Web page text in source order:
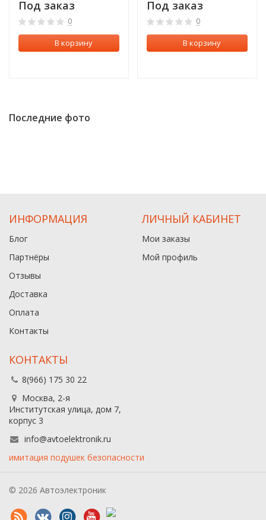
Под заказ
0
В корзину
Под заказ
0
В корзину
Последние фото
ИНФОРМАЦИЯ
Блог
Партнёры
Отзывы
Доставка
Оплата
Контакты
ЛИЧНЫЙ КАБИНЕТ
Мои заказы
Мой профиль
КОНТАКТЫ
8(966) 175 30 22
Москва, 2-я
Институтская улица, дом 7,
корпус 3
info@avtoelektronik.ru
имитация подушек безопасности
© 2026 Автоэлектроник